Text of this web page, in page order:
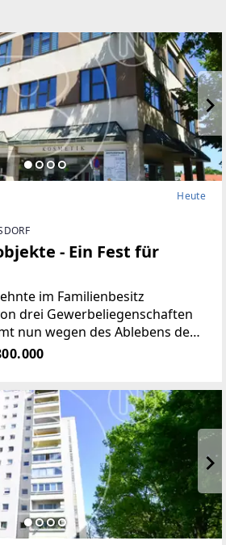
Heute
- Ein Fest für
im Familienbesitz
drei Gewerbeliegenschaften
nun wegen des Ablebens des
durch die Erben